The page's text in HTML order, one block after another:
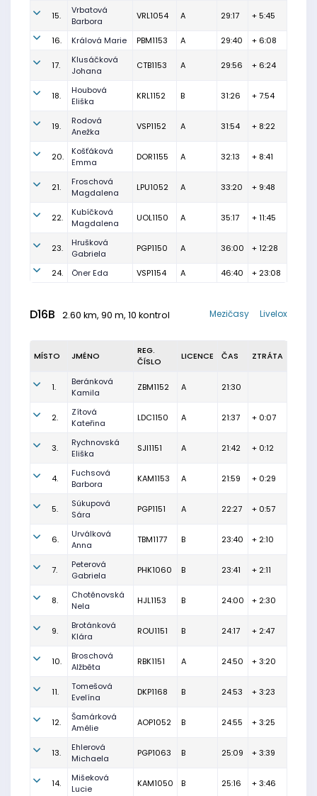
15.
Vrbatová
Barbora
VRL1054 A 29:17 + 5:45
16. Králová Marie PBM1153 A 29:40 + 6:08
17.
Klusáčková
Johana
CTB1153 A 29:56 + 6:24
18.
Houbová
Eliška
KRL1152 B 31:26 + 7:54
19.
Rodová
Anežka
VSP1152 A 31:54 + 8:22
20.
Košťáková
Emma
DOR1155 A 32:13 + 8:41
21.
Froschová
Magdalena
LPU1052 A 33:20 + 9:48
22.
Kubíčková
Magdalena
UOL1150 A 35:17 + 11:45
23.
Hrušková
Gabriela
PGP1150 A 36:00 + 12:28
24. Öner Eda VSP1154 A 46:40 + 23:08
D16B 2.60 km, 90 m, 10 kontrol Livelox
Mezičasy
MÍSTO JMÉNO
REG.
ČÍSLO
LICENCE ČAS ZTRÁTA
1.
Beránková
Kamila
ZBM1152 A 21:30
2.
Zítová
Kateřina
LDC1150 A 21:37 + 0:07
3.
Rychnovská
Eliška
SJI1151 A 21:42 + 0:12
4.
Fuchsová
Barbora
KAM1153 A 21:59 + 0:29
5.
Súkupová
Sára
PGP1151 A 22:27 + 0:57
6.
Urválková
Anna
TBM1177 B 23:40 + 2:10
7.
Peterová
Gabriela
PHK1060 B 23:41 + 2:11
8.
Chotěnovská
Nela
HJL1153 B 24:00 + 2:30
9.
Brotánková
Klára
ROU1151 B 24:17 + 2:47
10.
Broschová
Alžběta
RBK1151 A 24:50 + 3:20
11.
Tomešová
Evelína
DKP1168 B 24:53 + 3:23
12.
Šamárková
Amélie
AOP1052 B 24:55 + 3:25
13.
Ehlerová
Michaela
PGP1063 B 25:09 + 3:39
14.
Mišeková
Lucie
KAM1050 B 25:16 + 3:46